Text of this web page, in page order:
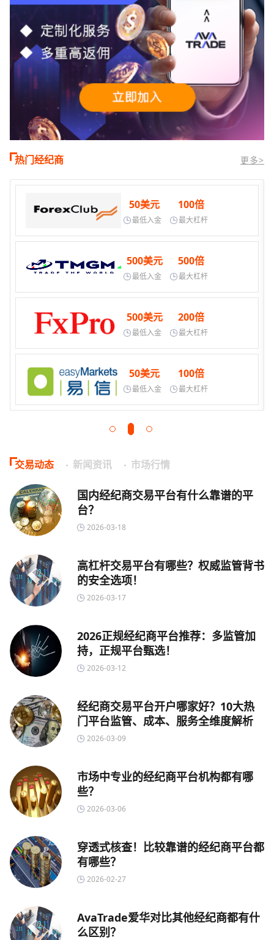
热门经纪商 更多>
50美元
最低入金
100倍
最大杠杆
500美元
最低入金
500倍
最大杠杆
500美元
最低入金
200倍
最大杠杆
50美元
最低入金
100倍
最大杠杆
交易动态 新闻资讯 市场行情
国内经纪商交易平台有什么靠谱的平
台？
2026-03-18
高杠杆交易平台有哪些？权威监管背书
的安全选项！
2026-03-17
2026正规经纪商平台推荐：多监管加
持，正规平台甄选！
2026-03-12
经纪商交易平台开户哪家好？10大热
门平台监管、成本、服务全维度解析
2026-03-09
市场中专业的经纪商平台机构都有哪
些？
2026-03-06
穿透式核查！比较靠谱的经纪商平台都
有哪些？
2026-02-27
AvaTrade爱华对比其他经纪商都有什
么区别？